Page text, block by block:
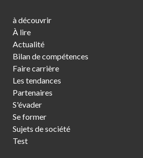
à découvrir
À lire
Actualité
Bilan de compétences
Faire carrière
Les tendances
Partenaires
S'évader
Se former
Sujets de société
Test